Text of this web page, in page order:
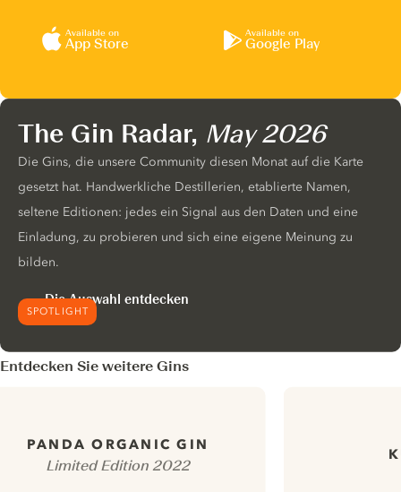
Available on
App Store
Available on
Google Play
SPOTLIGHT
The Gin Radar, May 2026
Die Gins, die unsere Community diesen Monat auf die Karte
gesetzt hat. Handwerkliche Destillerien, etablierte Namen,
seltene Editionen: jedes ein Signal aus den Daten und eine
Einladung, zu probieren und sich eine eigene Meinung zu
bilden.
Die Auswahl entdecken
Entdecken Sie weitere Gins
PANDA ORGANIC GIN
Limited Edition 2022